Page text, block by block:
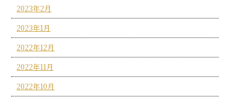
2023年2月
2023年1月
2022年12月
2022年11月
2022年10月